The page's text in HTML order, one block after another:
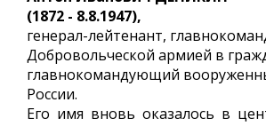
(1872 - 8.8.1947),
генерал-лейтенант,
Добровольческой армией в
главнокомандующий
России.
Его имя вновь оказалось в